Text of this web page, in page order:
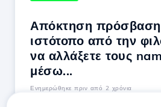
Απόκτηση
ιστότοπο από την
να αλλάξετε τους
μέσω...
Ενημερώθηκε πριν από 2 χρόνια